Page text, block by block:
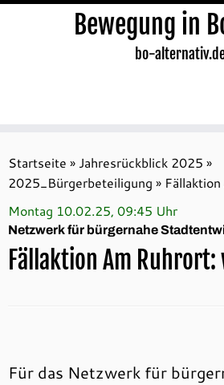
Inhalt
springen
Bewegung in
bo-
Startseite » Jahresrückblick 2025 »
2025_Bürgerbeteiligung »
Montag 10.02.25, 09:45 Uhr
Netzwerk für bürgernahe
Fällaktion Am Ruhrort:
Für das Netzwerk für